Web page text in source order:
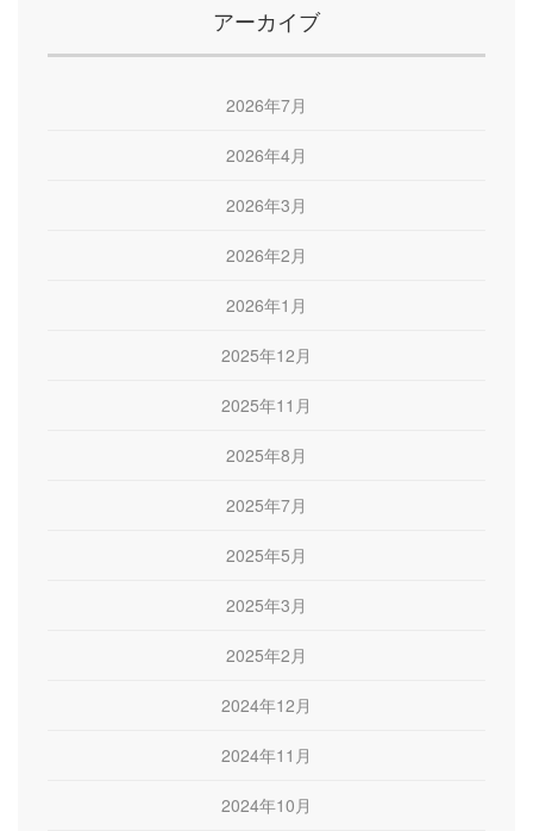
アーカイブ
2026年7月
2026年4月
2026年3月
2026年2月
2026年1月
2025年12月
2025年11月
2025年8月
2025年7月
2025年5月
2025年3月
2025年2月
2024年12月
2024年11月
2024年10月